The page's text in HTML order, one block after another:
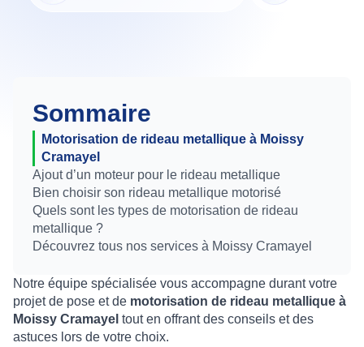
Sommaire
Motorisation de rideau metallique à Moissy
Cramayel
Ajout d’un moteur pour le rideau metallique
Bien choisir son rideau metallique motorisé
Quels sont les types de motorisation de rideau
metallique ?
Découvrez tous nos services à Moissy Cramayel
Notre équipe spécialisée vous accompagne durant votre
projet de pose et de motorisation de rideau metallique à
Moissy Cramayel tout en offrant des conseils et des
astuces lors de votre choix.